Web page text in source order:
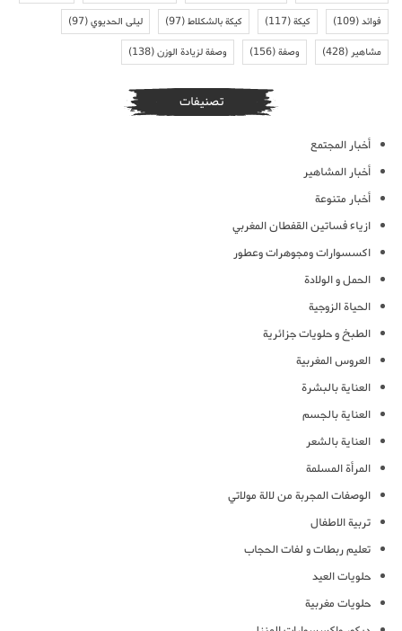
فوائد(109) كيكة(117) كيكة بالشكلاط(97) ليلى الحديوي(97)
مشاهير(428) وصفة(156) وصفة لزيادة الوزن(138)
تصنيفات
أخبار المجتمع
أخبار المشاهير
أخبار متنوعة
ازياء فساتين القفطان المغربي
اكسسوارات ومجوهرات وعطور
الحمل و الولادة
الحياة الزوجية
الطبخ و حلويات جزائرية
العروس المغربية
العناية بالبشرة
العناية بالجسم
العناية بالشعر
المرأة المسلمة
الوصفات المجربة من لالة مولاتي
تربية الاطفال
تعليم ربطات و لفات الحجاب
حلويات العيد
حلويات مغربية